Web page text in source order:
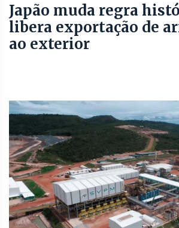
Japão muda regra
libera exportação de
ao exterior